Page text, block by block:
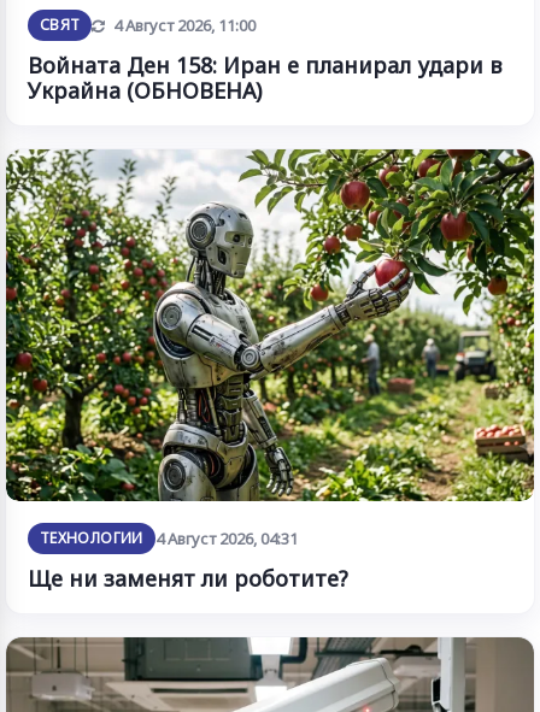
СВЯТ Обновена
4 Август 2026, 11:00
Войната Ден 158: Иран е планирал удари в
Украйна (ОБНОВЕНА)
ТЕХНОЛОГИИ 4 Август 2026, 04:31
Ще ни заменят ли роботите?